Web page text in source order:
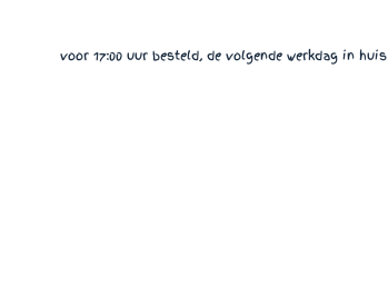
voor 17:00 uur besteld, de volgende werkdag in huis